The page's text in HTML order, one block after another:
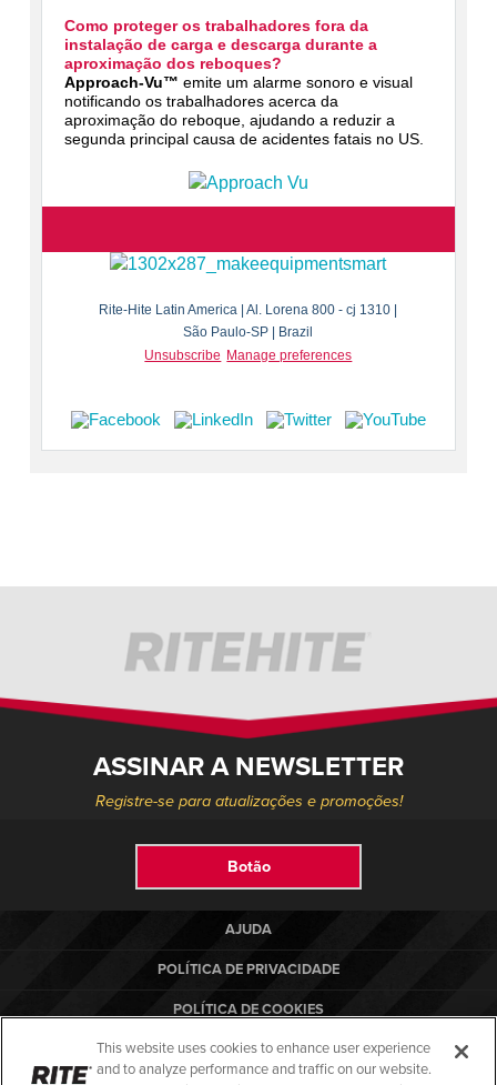
Como proteger os trabalhadores fora da
instalação de carga e descarga durante a
aproximação dos reboques?
Approach-Vu™ emite um alarme sonoro e visual
notificando os trabalhadores acerca da
aproximação do reboque, ajudando a reduzir a
segunda principal causa de acidentes fatais no US.
Rite-Hite Latin America | Al. Lorena 800 - cj 1310 |
São Paulo-SP | Brazil
Unsubscribe Manage preferences
ASSINAR A NEWSLETTER
Registre-se para atualizações e promoções!
Botão
AJUDA
POLÍTICA DE PRIVACIDADE
POLÍTICA DE COOKIES
TERMOS DE USO
This website uses cookies to enhance user experience
and to analyze performance and traffic on our website.